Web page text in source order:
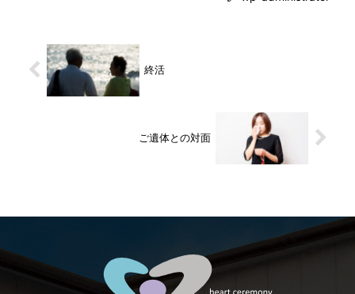
終活
ご遺体との対面